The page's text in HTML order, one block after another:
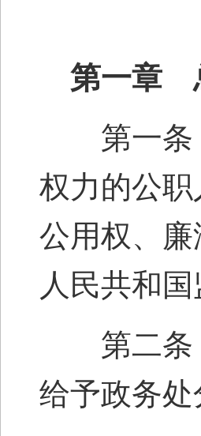
第一
第一条
权力的公
公用权、
人民共和
第二条
给予政务处